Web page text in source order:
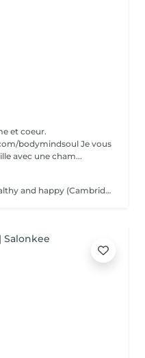
et coeur.
Je vous
avec une cham...
Well-being, the state of feeling healthy and happy (Cambridge dictionary) is exactly what you get during the massage. Your body and mind are in agreement. Find a moment of listening, relaxation and the opportunity to refocus and rejuvenate. The massage provokes the release of happiness hormones. The Ayurveda massage finds its roots in India and invites the body to heal itself and create balance between body, mind and spirit, all by getting massaged with hot organic oil. While the oil enters the body with smooth massage techniques, it helps the body to detoxify and release properly. In Ayurveda the science of life a person's health is based on their dosha = a balance of the five elements of the world known as fire, water, earth, space and air. The three doshas: VATA (air & space); PITTA (fire & water); KAPHA ( earth & water). Each person has one dominant dosha based on physical, emotional, mental, and behavioral characteristics. The focus is to bring the energy centers (chakras) in balance by encouraging the elimination of toxins and making the energy in our body flow.